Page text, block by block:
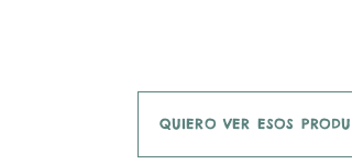
QUIERO VER ESOS